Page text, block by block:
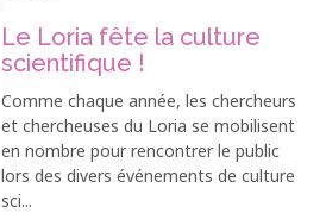
Le Loria fête la culture
scientifique !
Comme chaque année, les chercheurs
et chercheuses du Loria se mobilisent
en nombre pour rencontrer le public
lors des divers événements de culture
sci...